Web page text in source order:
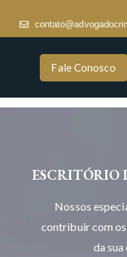
Fale Conosco
ESCRITÓRIO
Nossos
contribuir com
da sua